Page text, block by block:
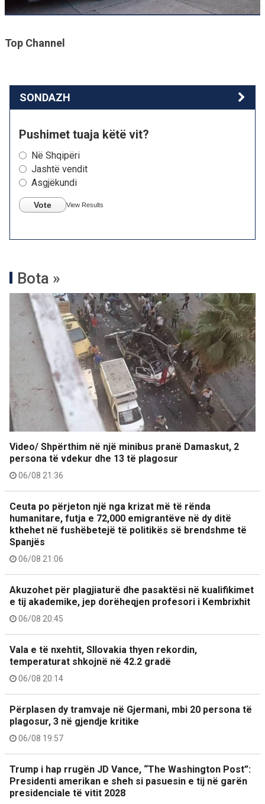
Top Channel
SONDAZH
Pushimet tuaja këtë vit?
Në Shqipëri
Jashtë vendit
Asgjëkundi
Vote View Results
Bota »
Video/ Shpërthim në një minibus pranë Damaskut, 2
persona të vdekur dhe 13 të plagosur
06/08 21:36
Ceuta po përjeton një nga krizat më të rënda
humanitare, futja e 72,000 emigrantëve në dy ditë
kthehet në fushëbetejë të politikës së brendshme të
Spanjës
06/08 21:06
Akuzohet për plagjiaturë dhe pasaktësi në kualifikimet
e tij akademike, jep dorëheqjen profesori i Kembrixhit
06/08 20:45
Vala e të nxehtit, Sllovakia thyen rekordin,
temperaturat shkojnë në 42.2 gradë
06/08 20:14
Përplasen dy tramvaje në Gjermani, mbi 20 persona të
plagosur, 3 në gjendje kritike
06/08 19:57
Trump i hap rrugën JD Vance, “The Washington Post”:
Presidenti amerikan e sheh si pasuesin e tij në garën
presidenciale të vitit 2028